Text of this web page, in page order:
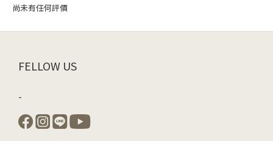
尚未有任何評價
FELLOW US
-